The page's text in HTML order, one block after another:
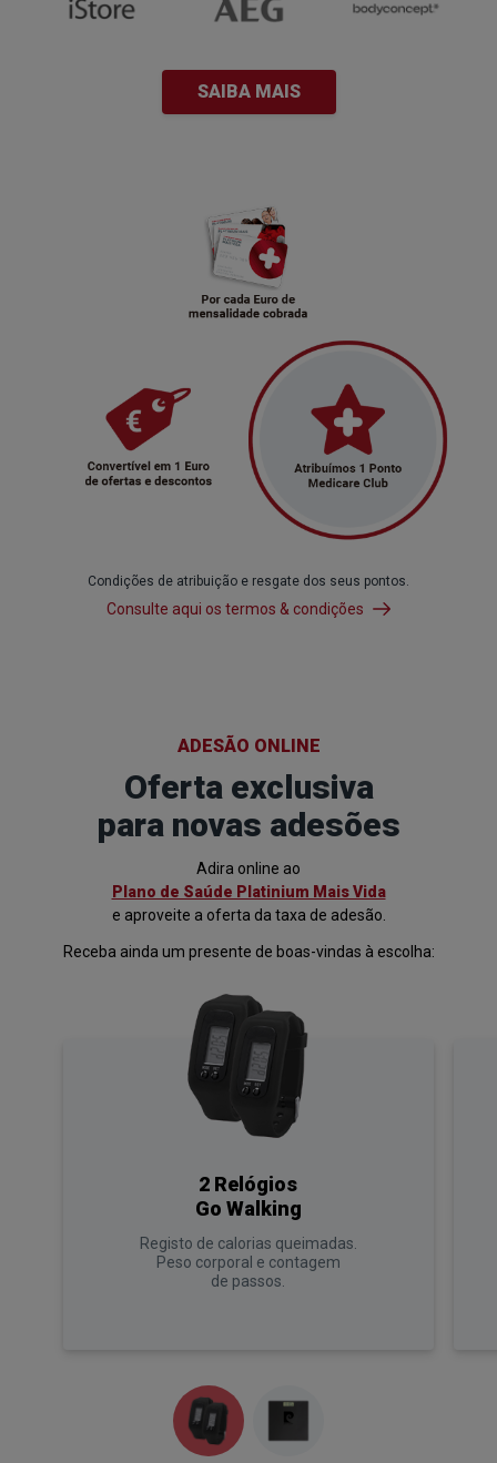
Condições de atribuição e resgate dos seus pontos.
Consulte aqui os termos & condições
SAIBA MAIS
ADESÃO ONLINE
Oferta exclusiva
para novas adesões
Adira online ao
Plano de Saúde Platinium Mais Vida
e aproveite a oferta da taxa de adesão.
Receba ainda um presente de boas-vindas à escolha:
2 Relógios
Go Walking
Registo de calorias queimadas.
Peso corporal e contagem
de passos.